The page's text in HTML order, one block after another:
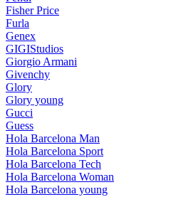
Fisher Price
Furla
Genex
GIGIStudios
Giorgio Armani
Givenchy
Glory
Glory young
Gucci
Guess
Hola Barcelona Man
Hola Barcelona Sport
Hola Barcelona Tech
Hola Barcelona Woman
Hola Barcelona young